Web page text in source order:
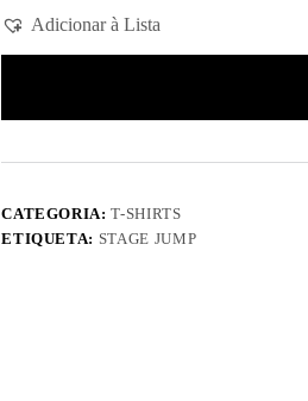
Adicionar à Lista
CATEGORIA:T-SHIRTS
ETIQUETA: STAGE JUMP